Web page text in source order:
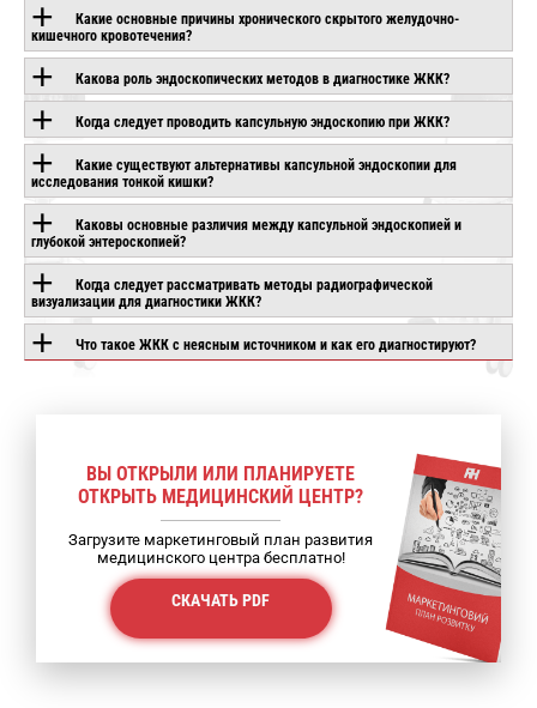
Какие основные причины хронического скрытого желудочно-
кишечного кровотечения?
Какова роль эндоскопических методов в диагностике ЖКК?
Когда следует проводить капсульную эндоскопию при ЖКК?
Какие существуют альтернативы капсульной эндоскопии для
исследования тонкой кишки?
Каковы основные различия между капсульной эндоскопией и
глубокой энтероскопией?
Когда следует рассматривать методы радиографической
визуализации для диагностики ЖКК?
Что такое ЖКК с неясным источником и как его диагностируют?
ВЫ ОТКРЫЛИ ИЛИ ПЛАНИРУЕТЕ
ОТКРЫТЬ МЕДИЦИНСКИЙ ЦЕНТР?
Загрузите маркетинговый план развития
медицинского центра бесплатно!
СКАЧАТЬ PDF